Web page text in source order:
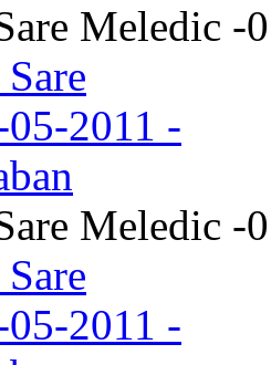
Meledic -
Meledic -